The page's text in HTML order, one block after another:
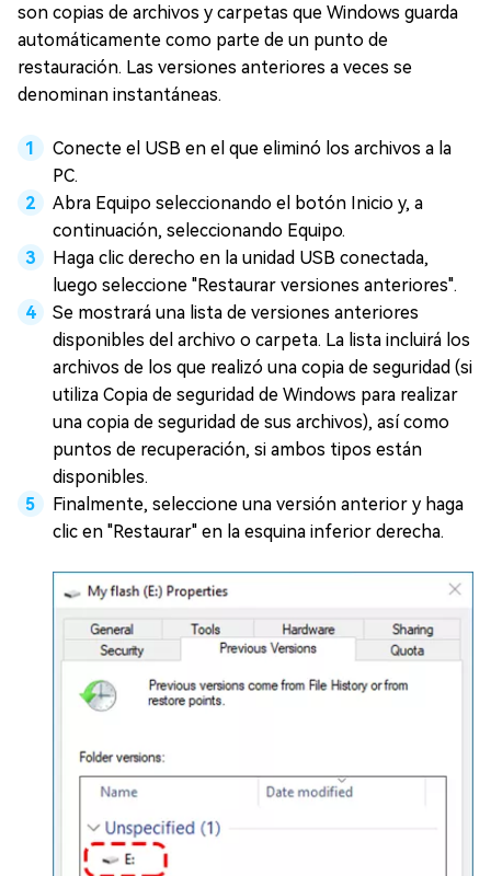
son copias de archivos y carpetas que Windows guarda
automáticamente como parte de un punto de
restauración. Las versiones anteriores a veces se
denominan instantáneas.
Conecte el USB en el que eliminó los archivos a la
PC.
Abra Equipo seleccionando el botón Inicio y, a
continuación, seleccionando Equipo.
Haga clic derecho en la unidad USB conectada,
luego seleccione "Restaurar versiones anteriores".
Se mostrará una lista de versiones anteriores
disponibles del archivo o carpeta. La lista incluirá los
archivos de los que realizó una copia de seguridad (si
utiliza Copia de seguridad de Windows para realizar
una copia de seguridad de sus archivos), así como
puntos de recuperación, si ambos tipos están
disponibles.
Finalmente, seleccione una versión anterior y haga
clic en "Restaurar" en la esquina inferior derecha.